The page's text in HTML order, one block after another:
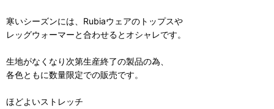
寒いシーズンには、Rubiaウェアのトップスや
レッグウォーマーと合わせるとオシャレです。
生地がなくなり次第生産終了の製品の為、
各色ともに数量限定での販売です。
ほどよいストレッチ